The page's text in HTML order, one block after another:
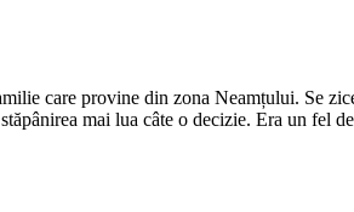
care provine din zona Neamțului. Se
mai lua câte o decizie. Era un fel